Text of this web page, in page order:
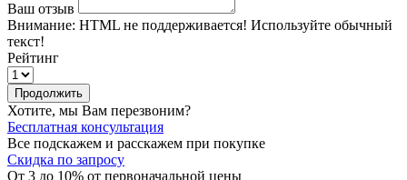
Ваш отзыв
Внимание: HTML не поддерживается! Используйте обычный
текст!
Рейтинг
Продолжить
Хотите, мы Вам перезвоним?
Бесплатная консультация
Все подскажем и расскажем при покупке
Скидка по запросу
От 3 до 10% от первоначальной цены